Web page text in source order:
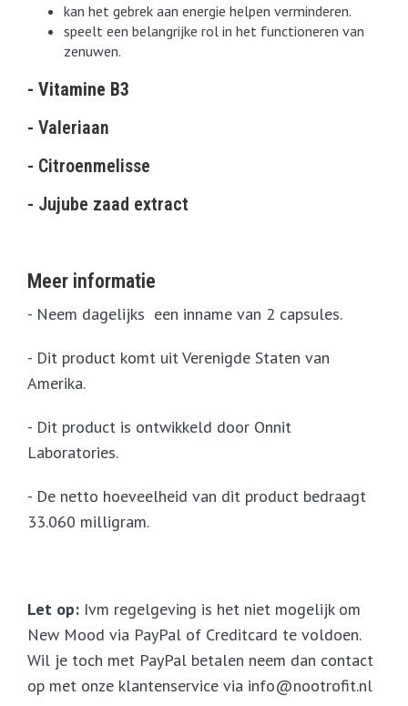
kan het gebrek aan energie helpen verminderen.
speelt een belangrijke rol in het functioneren van
zenuwen.
- Vitamine B3
- Valeriaan
- Citroenmelisse
- Jujube zaad extract
Meer informatie
- Neem dagelijks een inname van 2 capsules.
- Dit product komt uit Verenigde Staten van
Amerika.
- Dit product is ontwikkeld door Onnit
Laboratories.
- De netto hoeveelheid van dit product bedraagt
33.060 milligram.
Let op: Ivm regelgeving is het niet mogelijk om
New Mood via PayPal of Creditcard te voldoen.
Wil je toch met PayPal betalen neem dan contact
op met onze klantenservice via info@nootrofit.nl